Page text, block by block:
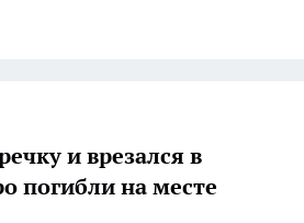
и врезался в
погибли на месте